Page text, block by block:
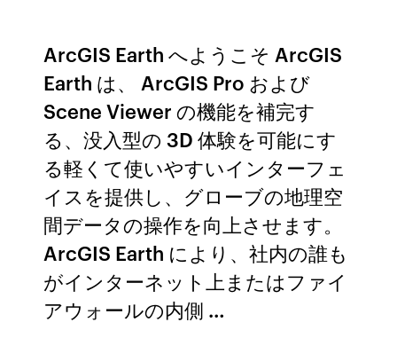
ArcGIS Earth へようこそ ArcGIS
Earth は、 ArcGIS Pro および
Scene Viewer の機能を補完す
る、没入型の 3D 体験を可能にす
る軽くて使いやすいインターフェ
イスを提供し、グローブの地理空
間データの操作を向上させます。
ArcGIS Earth により、社内の誰も
がインターネット上またはファイ
アウォールの内側 …